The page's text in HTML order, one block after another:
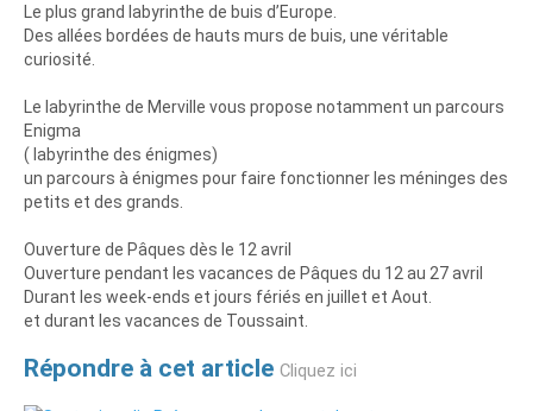
Le plus grand labyrinthe de buis d’Europe.
Des allées bordées de hauts murs de buis, une véritable
curiosité.
Le labyrinthe de Merville vous propose notamment un parcours
Enigma
( labyrinthe des énigmes)
un parcours à énigmes pour faire fonctionner les méninges des
petits et des grands.
Ouverture de Pâques dès le 12 avril
Ouverture pendant les vacances de Pâques du 12 au 27 avril
Durant les week-ends et jours fériés en juillet et Aout.
et durant les vacances de Toussaint.
Répondre à cet article Cliquez ici